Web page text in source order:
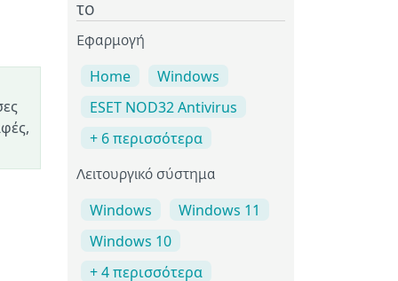
το
Εφαρμογή
Home
Windows
ESET NOD32 Antivirus
+ 6 περισσότερα
Λειτουργικό σύστημα
Windows
Windows 11
Windows 10
+ 4 περισσότερα